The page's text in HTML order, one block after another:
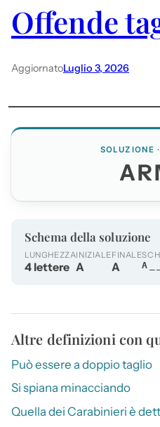
Offende
AggiornatoLuglio 3, 2026
SOLUZIONE
Schema della soluzione
LUNGHEZZA
4 lettere
INIZIALE
A
FINALE
A
Altre definizioni con
Può essere a doppio taglio
Si spiana minacciando
Quella dei Carabinieri è